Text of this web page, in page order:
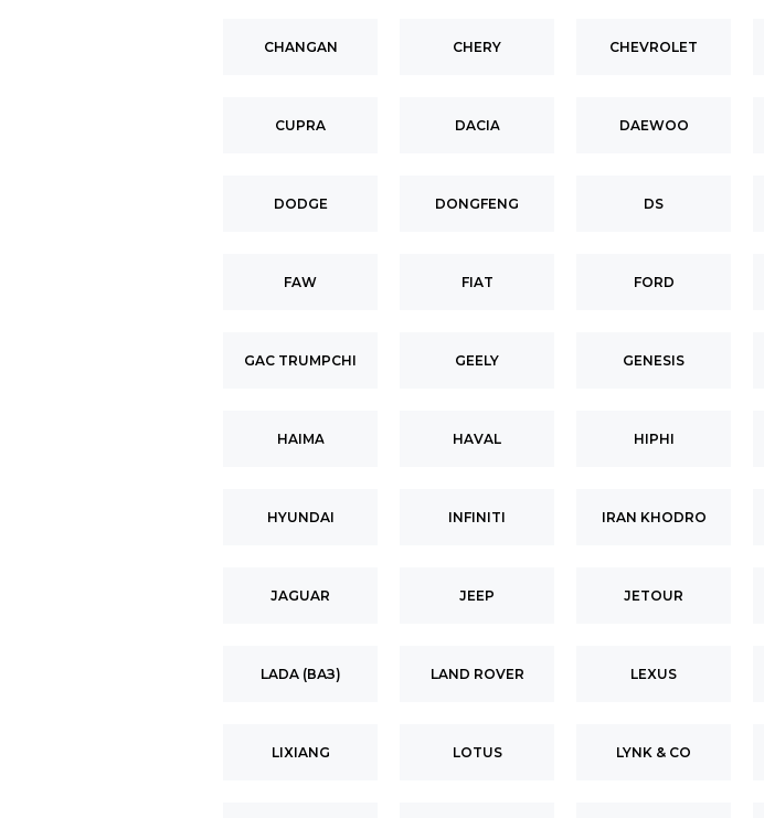
CHANGAN CHERY CHEVROLET
CUPRA DACIA DAEWOO
DODGE DONGFENG DS
FAW FIAT FORD
GAC TRUMPCHI GEELY GENESIS
HAIMA HAVAL HIPHI
HYUNDAI INFINITI IRAN KHODRO
JAGUAR JEEP JETOUR
LADA (ВАЗ) LAND ROVER LEXUS
LIXIANG LOTUS LYNK & CO